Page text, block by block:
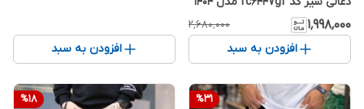
۱٬۹۹۸٬۰۰۰ ۲٬۶۸۰٬۰۰۰
افزودن به سبد افزودن به سبد
%31
%18